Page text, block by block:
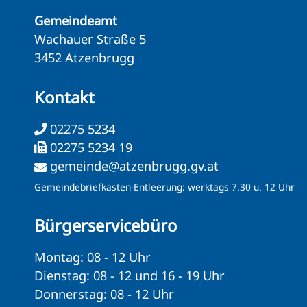
Gemeindeamt
Wachauer Straße 5
3452 Atzenbrugg
Kontakt
02275 5234
02275 5234 19
gemeinde@atzenbrugg.gv.at
Gemeindebriefkasten-Entleerung: werktags 7.30 u. 12 Uhr
Bürgerservicebüro
Montag: 08 - 12 Uhr
Dienstag: 08 - 12 und 16 - 19 Uhr
Donnerstag: 08 - 12 Uhr